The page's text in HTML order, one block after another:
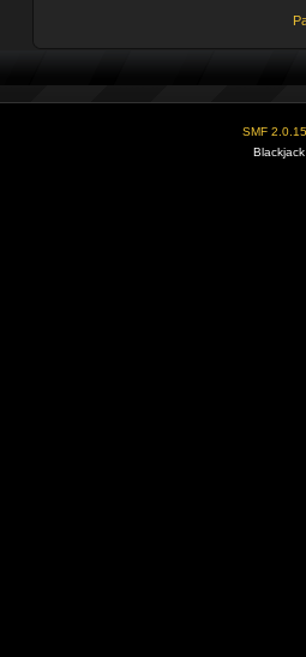
SMF 2.0.15